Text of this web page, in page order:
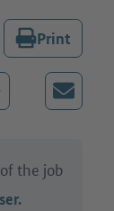
Print
on WhatsApp
Mail
the job